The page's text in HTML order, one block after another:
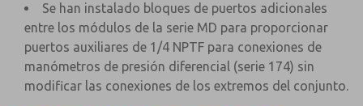
Se han instalado bloques de puertos adicionales
entre los módulos de la serie MD para proporcionar
puertos auxiliares de 1/4 NPTF para conexiones de
manómetros de presión diferencial (serie 174) sin
modificar las conexiones de los extremos del conjunto.